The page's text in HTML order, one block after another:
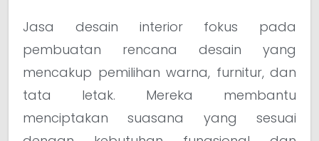
Jasa desain interior fokus pada
pembuatan rencana desain yang
mencakup pemilihan warna, furnitur, dan
tata letak. Mereka membantu
menciptakan suasana yang sesuai